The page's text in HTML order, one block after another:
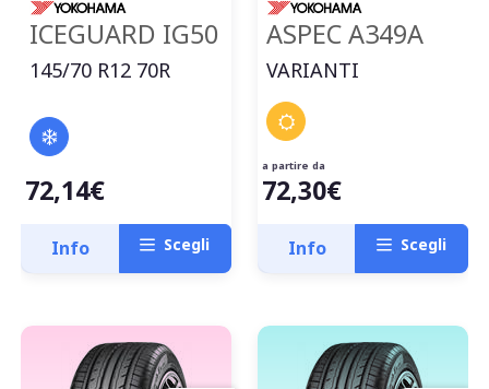
C
ICEGUARD IG50
145/70 R12 70R
72,14€
Info Scegli
ASPEC A349A
VARIANTI
a partire da
72,30€
Info Scegli